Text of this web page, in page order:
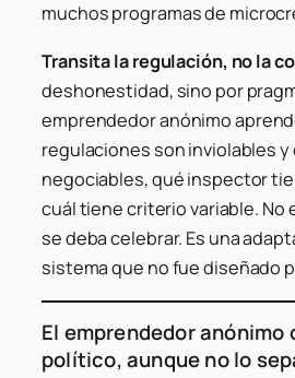
muchos programas de
Transita la regulación, no la
deshonestidad, sino por
emprendedor anónimo
regulaciones son inviolables y
negociables, qué inspector
cuál tiene criterio variable. No
se deba celebrar. Es una
sistema que no fue diseñado
El emprendedor anónimo
político, aunque no lo